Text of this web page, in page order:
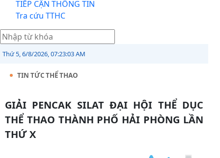
TIẾP CẬN THÔNG TIN
Tra cứu TTHC
Thứ 5, 6/8/2026, 07:23:04 AM
TIN TỨC THỂ THAO
GIẢI PENCAK SILAT ĐẠI HỘI THỂ DỤC
THỂ THAO THÀNH PHỐ HẢI PHÒNG LẦN
THỨ X